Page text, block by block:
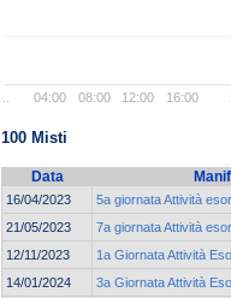
04:00 08:00 12:00 16:00
100 Misti
Data
16/04/2023
5a giornata Attività
21/05/2023
7a giornata Attività
12/11/2023
1a Giornata Attività
14/01/2024
3a Giornata Attività